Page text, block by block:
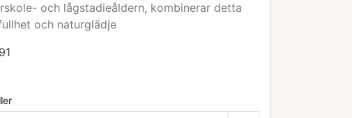
och lågstadieåldern, kombinerar detta
och naturglädje